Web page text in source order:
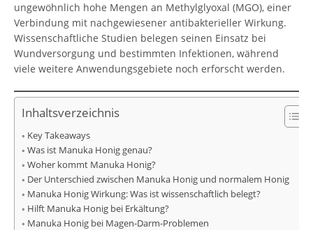
ungewöhnlich hohe Mengen an Methylglyoxal (MGO), einer
Verbindung mit nachgewiesener antibakterieller Wirkung.
Wissenschaftliche Studien belegen seinen Einsatz bei
Wundversorgung und bestimmten Infektionen, während
viele weitere Anwendungsgebiete noch erforscht werden.
Inhaltsverzeichnis
Key Takeaways
Was ist Manuka Honig genau?
Woher kommt Manuka Honig?
Der Unterschied zwischen Manuka Honig und normalem Honig
Manuka Honig Wirkung: Was ist wissenschaftlich belegt?
Hilft Manuka Honig bei Erkältung?
Manuka Honig bei Magen-Darm-Problemen